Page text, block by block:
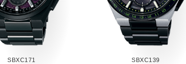
SBXC171
SBXC139